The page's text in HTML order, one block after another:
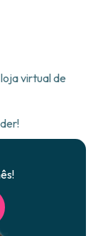
virtual de